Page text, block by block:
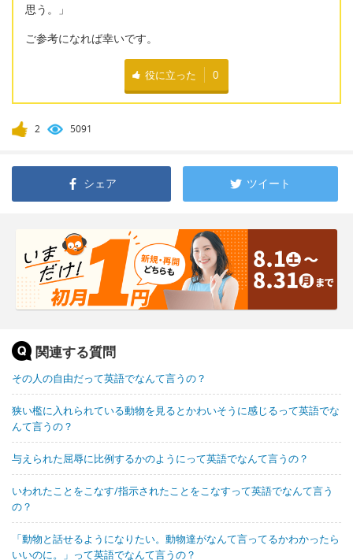
思う。」
ご参考になれば幸いです。
役に立った 0
2 5091
シェア ツイート
関連する質問
その人の自由だって英語でなんて言うの？
狭い檻に入れられている動物を見るとかわいそうに感じるって英語でな
んて言うの？
与えられた屈辱に比例するかのようにって英語でなんて言うの？
いわれたことをこなす/指示されたことをこなすって英語でなんて言う
の？
「動物と話せるようになりたい。動物達がなんて言ってるかわかったら
いいのに。」って英語でなんて言うの？